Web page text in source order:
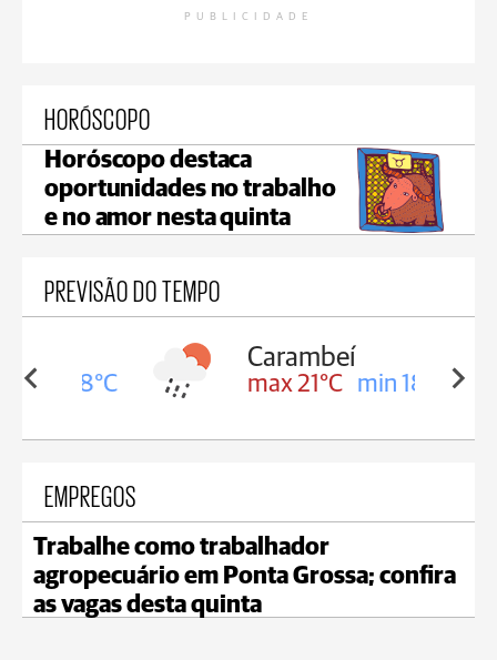
PUBLICIDADE
HORÓSCOPO
Horóscopo destaca
oportunidades no trabalho
e no amor nesta quinta
PREVISÃO DO TEMPO
18°C
Carambeí
max 21°C min 18°C
EMPREGOS
Trabalhe como trabalhador
agropecuário em Ponta Grossa; confira
as vagas desta quinta